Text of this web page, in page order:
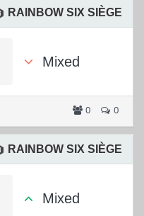
RAINBOW SIX SIÈGE
Mixed
0 0
RAINBOW SIX SIÈGE
Mixed